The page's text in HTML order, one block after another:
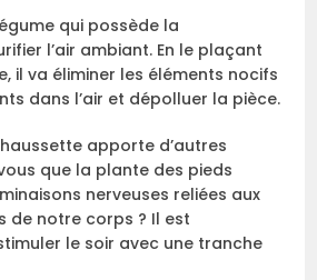
qui possède la
l’air ambiant. En le plaçant
il va éliminer les éléments nocifs
dans l’air et dépolluer la pièce.
apporte d’autres
que la plante des pieds
nerveuses reliées aux
de notre corps ? Il est
le soir avec une tranche